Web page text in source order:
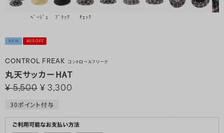
ﾍﾞｰｼﾞｭ ﾌﾞﾗｯｸ ﾁｪｯｸ
NEW 40%OFF
CONTROL FREAK コントロールフリーク
丸天サッカーHAT
¥ 5,500 ¥ 3,300
30ポイント付与